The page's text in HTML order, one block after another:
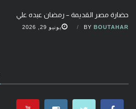
حضارة مصر القديمة – رمضان عبده علي
BY BOUTAHAR يونيو 29, 2026